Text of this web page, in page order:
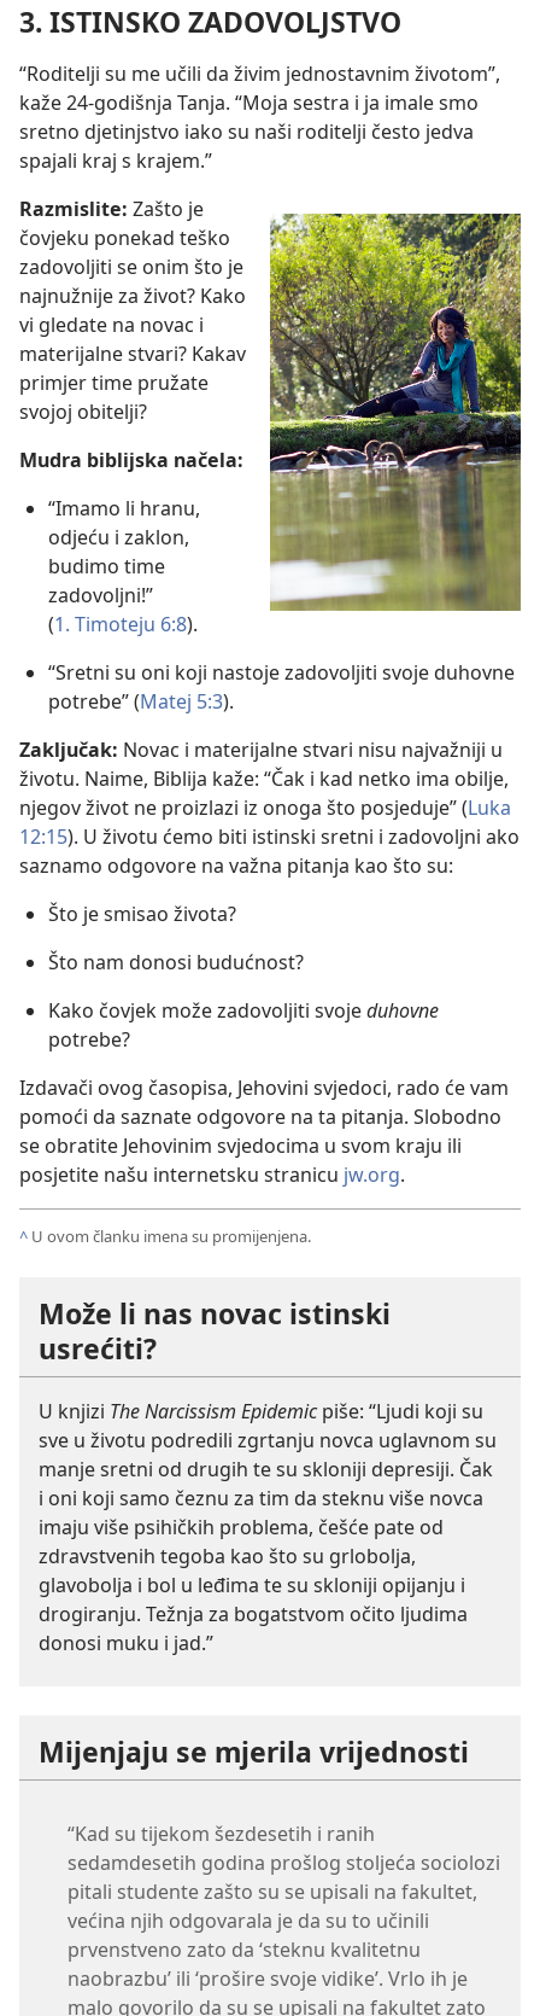
3. ISTINSKO ZADOVOLJSTVO
“Roditelji su me učili da živim jednostavnim životom”,
kaže 24-godišnja Tanja. “Moja sestra i ja imale smo
sretno djetinjstvo iako su naši roditelji često jedva
spajali kraj s krajem.”
Razmislite: Zašto je
čovjeku ponekad teško
zadovoljiti se onim što je
najnužnije za život? Kako
vi gledate na novac i
materijalne stvari? Kakav
primjer time pružate
svojoj obitelji?
Mudra biblijska načela:
“Imamo li hranu,
odjeću i zaklon,
budimo time
zadovoljni!”
(1. Timoteju 6:8).
“Sretni su oni koji nastoje zadovoljiti svoje duhovne
potrebe” (Matej 5:3).
Zaključak: Novac i materijalne stvari nisu najvažniji u
životu. Naime, Biblija kaže: “Čak i kad netko ima obilje,
njegov život ne proizlazi iz onoga što posjeduje” (Luka
12:15). U životu ćemo biti istinski sretni i zadovoljni ako
saznamo odgovore na važna pitanja kao što su:
Što je smisao života?
Što nam donosi budućnost?
Kako čovjek može zadovoljiti svojeduhovne
potrebe?
Izdavači ovog časopisa, Jehovini svjedoci, rado će vam
pomoći da saznate odgovore na ta pitanja. Slobodno
se obratite Jehovinim svjedocima u svom kraju ili
posjetite našu internetsku stranicu jw.org.
^ U ovom članku imena su promijenjena.
Može li nas novac istinski
usrećiti?
U knjizi The Narcissism Epidemicpiše: “Ljudi koji su
sve u životu podredili zgrtanju novca uglavnom su
manje sretni od drugih te su skloniji depresiji. Čak
i oni koji samo čeznu za tim da steknu više novca
imaju više psihičkih problema, češće pate od
zdravstvenih tegoba kao što su grlobolja,
glavobolja i bol u leđima te su skloniji opijanju i
drogiranju. Težnja za bogatstvom očito ljudima
donosi muku i jad.”
Mijenjaju se mjerila vrijednosti
“Kad su tijekom šezdesetih i ranih
sedamdesetih godina prošlog stoljeća sociolozi
pitali studente zašto su se upisali na fakultet,
većina njih odgovarala je da su to učinili
prvenstveno zato da ‘steknu kvalitetnu
naobrazbu’ ili ‘prošire svoje vidike’. Vrlo ih je
malo govorilo da su se upisali na fakultet zato